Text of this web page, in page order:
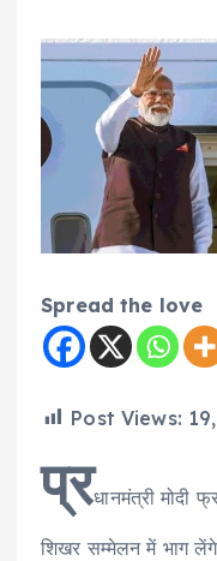
Spread the love
Post Views:
प्रधानमंत्री मोदी
शिखर सम्मेलन में भाग